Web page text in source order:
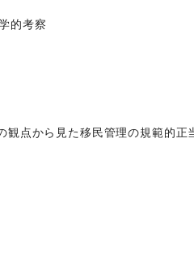
的考察
観点から見た移民管理の規範的正